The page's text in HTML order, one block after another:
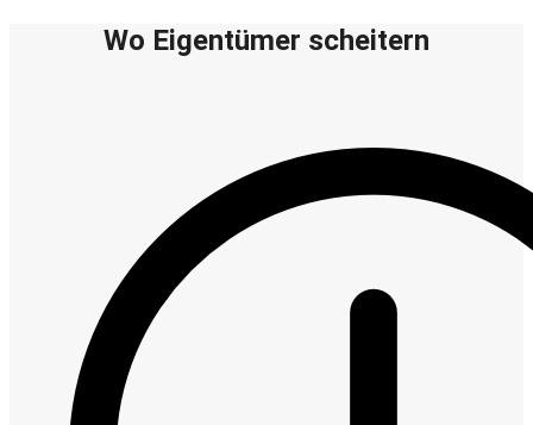
Wo Eigentümer scheitern